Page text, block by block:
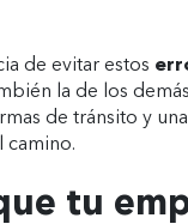
de evitar estos
la de los
de tránsito y
camino.
tu